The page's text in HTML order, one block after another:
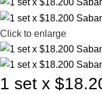
Click to enlarge
1 set x